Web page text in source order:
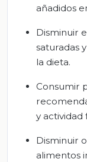
añadidos
Disminuir
saturadas
la dieta.
Consumir
y actividad
Disminuir
alimentos